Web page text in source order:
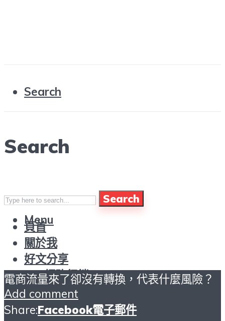
Search
Search
Search
頁首
關於我
好文分享
網路行銷
品牌行銷
被動收入
Menu
電商流量來了卻沒有轉換，代表什麼風險？
Add comment
Share:Facebook電子郵件